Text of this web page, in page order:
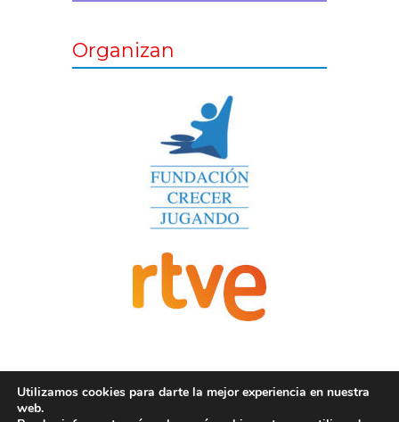
Organizan
Utilizamos cookies para darte la mejor experiencia en nuestra
web.